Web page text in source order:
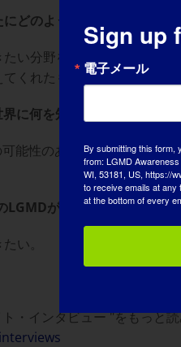
どのような影響を与えてい
い分野を再定義すること
くれたものを大切にし、同
に何を知ってもらいたいです
能性のある治療法、そし
LGMDが「治る」としたら
い。
・インタビュー "をもっと
Sign up
電子メール
By submitting this form,
from: LGMD
WI, 53181, US, https://
to receive emails at
at the bottom of every